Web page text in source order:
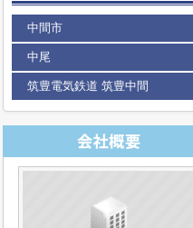
中間市
中尾
筑豊電気鉄道 筑豊中間